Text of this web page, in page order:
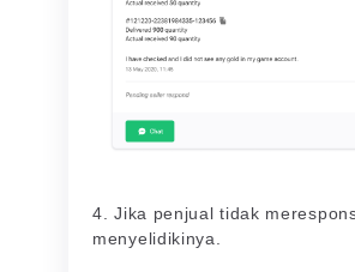
4. Jika penjual tidak
menyelidikinya.